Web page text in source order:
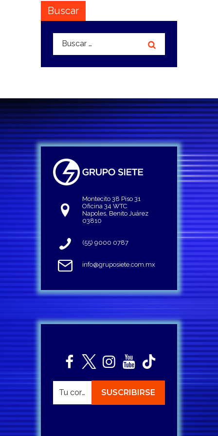
Buscar
Buscar:
Montecito 38 Piso 31
Oficina 34 WTC
Napoles, Benito Juárez
03810
(55) 9000 0787
info@gruposiete.com.mx